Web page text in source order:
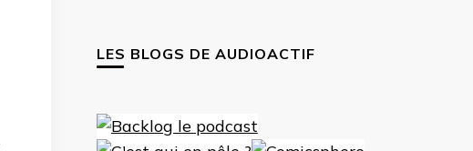
LES BLOGS DE AUDIOACTIF